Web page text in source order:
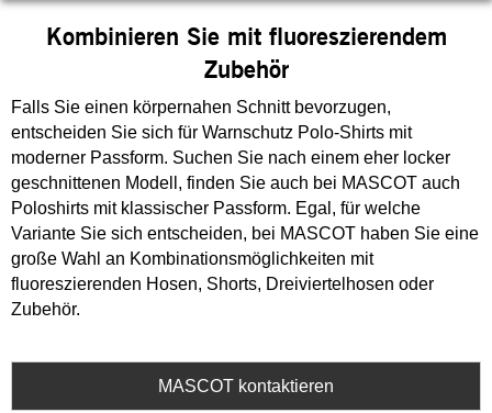
Kombinieren Sie mit fluoreszierendem
Zubehör
Falls Sie einen körpernahen Schnitt bevorzugen,
entscheiden Sie sich für Warnschutz Polo-Shirts mit
moderner Passform. Suchen Sie nach einem eher locker
geschnittenen Modell, finden Sie auch bei MASCOT auch
Poloshirts mit klassischer Passform. Egal, für welche
Variante Sie sich entscheiden, bei MASCOT haben Sie eine
große Wahl an Kombinationsmöglichkeiten mit
fluoreszierenden Hosen, Shorts, Dreiviertelhosen oder
Zubehör.
MASCOT kontaktieren